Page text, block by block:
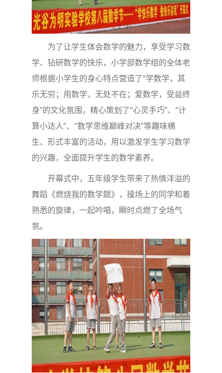
为了让学生体会数学的魅力，享受学习数
学、钻研数学的快乐，小学部数学组的全体老
师根据小学生的身心特点营造了“学数学，其
乐无穷；用数学，无处不在；爱数学，受益终
身”的文化氛围，精心策划了“心灵手巧”、“计
算小达人”、“数学思维巅峰对决”等趣味横
生、形式丰富的活动，用以激发学生学习数学
的兴趣，全面提升学生的数学素养。
开幕式中，五年级学生带来了热情洋溢的
舞蹈《燃烧我的数学题》，操场上的同学和着
熟悉的旋律，一起吟唱，瞬时点燃了全场气
氛。